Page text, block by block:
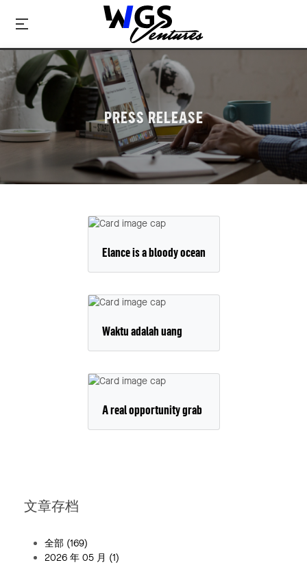
PRESS RELEASE
Elance is a bloody ocean
Waktu adalah uang
A real opportunity grab
文章存档
全部 (169)
2026 年 05 月 (1)